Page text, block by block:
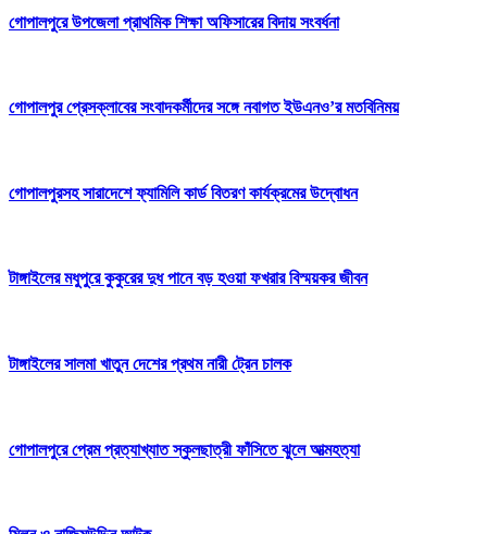
গোপালপুরে উপজেলা প্রাথমিক শিক্ষা অফিসারের বিদায় সংবর্ধনা
গোপালপুর প্রেসক্লাবের সংবাদকর্মীদের সঙ্গে নবাগত ইউএনও’র মতবিনিময়
গোপালপুরসহ সারাদেশে ফ্যামিলি কার্ড বিতরণ কার্যক্রমের উদ্বোধন
টাঙ্গাইলের মধুপুরে কুকুরের দুধ পানে বড় হওয়া ফখরার বিস্ময়কর জীবন
টাঙ্গাইলের সালমা খাতুন দেশের প্রথম নারী ট্রেন চালক
গোপালপুরে প্রেম প্রত্যাখ্যাত স্কুলছাত্রী ফাঁসিতে ঝুলে আত্মহত্যা